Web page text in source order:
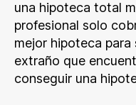
una hipoteca total
profesional solo
mejor hipoteca para
extraño que
conseguir una